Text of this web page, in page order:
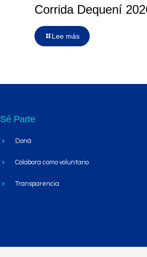
Corrida Dequení
Lee más
Sé Parte
Doná
Colabora como voluntario
Transparencia